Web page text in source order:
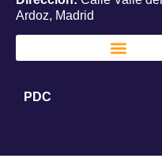
Ardoz, Madrid
PDC